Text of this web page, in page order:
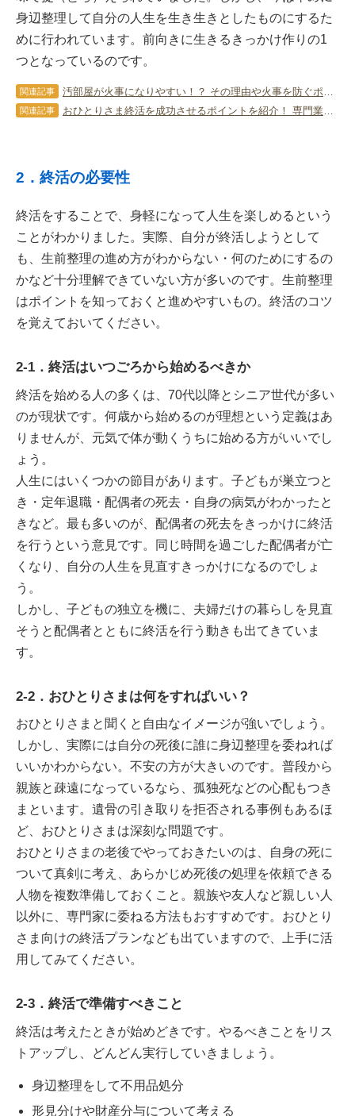
身辺整理して自分の人生を生き生きとしたものにするた
めに行われています。前向きに生きるきっかけ作りの1
つとなっているのです。
関連記事 汚部屋が火事になりやすい！？ その理由や火事を防ぐポイントをチェック！
関連記事 おひとりさま終活を成功させるポイントを紹介！ 専門業者に依頼する方法も解説
2．終活の必要性
終活をすることで、身軽になって人生を楽しめるという
ことがわかりました。実際、自分が終活しようとして
も、生前整理の進め方がわからない・何のためにするの
かなど十分理解できていない方が多いのです。生前整理
はポイントを知っておくと進めやすいもの。終活のコツ
を覚えておいてください。
2-1．終活はいつごろから始めるべきか
終活を始める人の多くは、70代以降とシニア世代が多い
のが現状です。何歳から始めるのが理想という定義はあ
りませんが、元気で体が動くうちに始める方がいいでし
ょう。
人生にはいくつかの節目があります。子どもが巣立つと
き・定年退職・配偶者の死去・自身の病気がわかったと
きなど。最も多いのが、配偶者の死去をきっかけに終活
を行うという意見です。同じ時間を過ごした配偶者が亡
くなり、自分の人生を見直すきっかけになるのでしょ
う。
しかし、子どもの独立を機に、夫婦だけの暮らしを見直
そうと配偶者とともに終活を行う動きも出てきていま
す。
2-2．おひとりさまは何をすればいい？
おひとりさまと聞くと自由なイメージが強いでしょう。
しかし、実際には自分の死後に誰に身辺整理を委ねれば
いいかわからない。不安の方が大きいのです。普段から
親族と疎遠になっているなら、孤独死などの心配もつき
まといます。遺骨の引き取りを拒否される事例もあるほ
ど、おひとりさまは深刻な問題です。
おひとりさまの老後でやっておきたいのは、自身の死に
ついて真剣に考え、あらかじめ死後の処理を依頼できる
人物を複数準備しておくこと。親族や友人など親しい人
以外に、専門家に委ねる方法もおすすめです。おひとり
さま向けの終活プランなども出ていますので、上手に活
用してみてください。
2-3．終活で準備すべきこと
終活は考えたときが始めどきです。やるべきことをリス
トアップし、どんどん実行していきましょう。
身辺整理をして不用品処分
形見分けや財産分与について考える